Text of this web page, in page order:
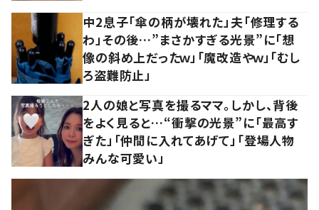
中2息子「傘の柄が壊れた」夫「修理する
わ」その後…”まさかすぎる光景”に「想
像の斜め上だったｗ」「魔改造やｗ」「むし
ろ盗難防止」
2人の娘と写真を撮るママ。しかし、背後
をよく見ると…“衝撃の光景”に「最高す
ぎた」「仲間に入れてあげて」「登場人物
みんな可愛い」